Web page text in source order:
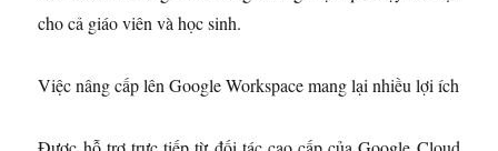
cho cả giáo viên và học sinh.
Việc nâng cấp lên Google Workspace mang lại nhiều lợi ích